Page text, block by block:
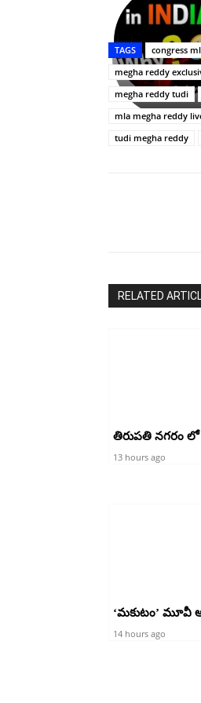
Upasana:
భర్తపై
రివెంజ్
తీర్చుకున్న
ఉపాసన..
పాపం
రామ్
చరణ్
TAGS congress
megha reddy
megha reddy tudi
mla megha reddy
tudi megha reddy
RELATED
తిరుపతి నగరం
13 hours ago
‘మకుటం’ మూవీ
14 hours ago